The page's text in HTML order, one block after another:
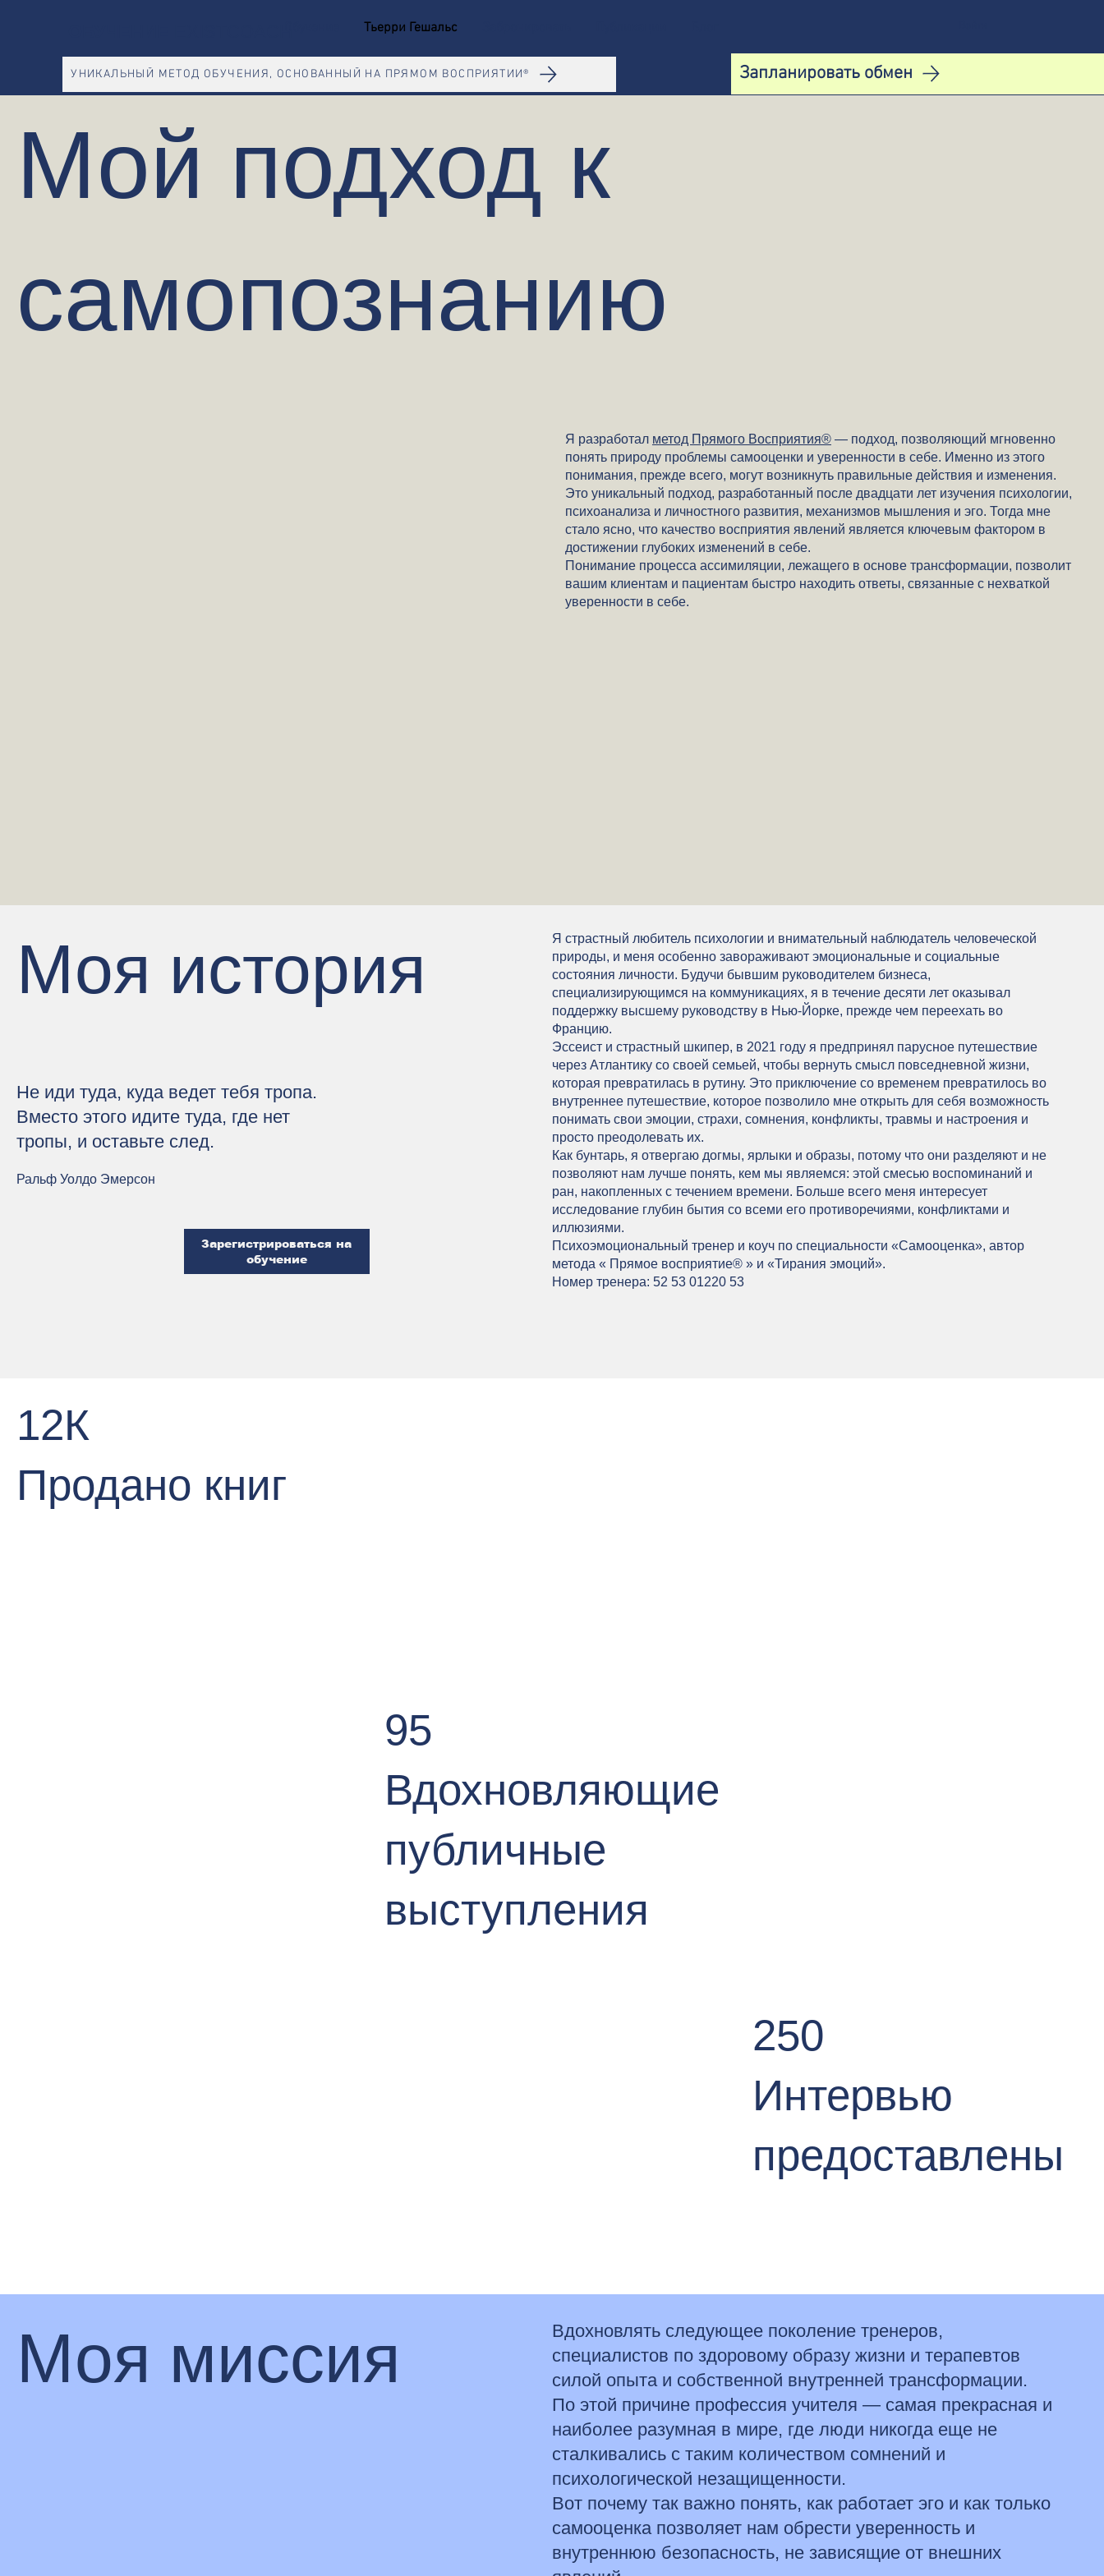
Тьерри Гешальс
УНИКАЛЬНЫЙ МЕТОД ОБУЧЕНИЯ, ОСНОВАННЫЙ НА ПРЯМОМ ВОСПРИЯТИИ® Запланировать обмен
Мой подход к
самопознанию
Я разработал метод Прямого Восприятия®— подход, позволяющий мгновенно
понять природу проблемы самооценки и уверенности в себе. Именно из этого
понимания, прежде всего, могут возникнуть правильные действия и изменения.
Это уникальный подход, разработанный после двадцати лет изучения психологии,
психоанализа и личностного развития, механизмов мышления и эго. Тогда мне
стало ясно, что качество восприятия явлений является ключевым фактором в
достижении глубоких изменений в себе.
Понимание процесса ассимиляции, лежащего в основе трансформации, позволит
вашим клиентам и пациентам быстро находить ответы, связанные с нехваткой
уверенности в себе.
Моя история
Не иди туда, куда ведет тебя тропа.
Вместо этого идите туда, где нет
тропы, и оставьте след.
Ральф Уолдо Эмерсон
Зарегистрироваться на
обучение
Я страстный любитель психологии и внимательный наблюдатель человеческой
природы, и меня особенно завораживают эмоциональные и социальные
состояния личности. Будучи бывшим руководителем бизнеса,
специализирующимся на коммуникациях, я в течение десяти лет оказывал
поддержку высшему руководству в Нью-Йорке, прежде чем переехать во
Францию.
Эссеист и страстный шкипер, в 2021 году я предпринял парусное путешествие
через Атлантику со своей семьей, чтобы вернуть смысл повседневной жизни,
которая превратилась в рутину. Это приключение со временем превратилось во
внутреннее путешествие, которое позволило мне открыть для себя возможность
понимать свои эмоции, страхи, сомнения, конфликты, травмы и настроения и
просто преодолевать их.
Как бунтарь, я отвергаю догмы, ярлыки и образы, потому что они разделяют и не
позволяют нам лучше понять, кем мы являемся: этой смесью воспоминаний и
ран, накопленных с течением времени. Больше всего меня интересует
исследование глубин бытия со всеми его противоречиями, конфликтами и
иллюзиями.
Психоэмоциональный тренер и коуч по специальности «Самооценка», автор
метода « Прямое восприятие® » и «Тирания эмоций».
Номер тренера: 52 53 01220 53
12К
Продано книг
95
Вдохновляющие
публичные
выступления
250
Интервью
предоставлены
Моя миссия
Вдохновлять следующее поколение тренеров,
специалистов по здоровому образу жизни и терапевтов
силой опыта и собственной внутренней трансформации.
По этой причине профессия учителя — самая прекрасная и
наиболее разумная в мире, где люди никогда еще не
сталкивались с таким количеством сомнений и
психологической незащищенности.
Вот почему так важно понять, как работает эго и как только
самооценка позволяет нам обрести уверенность и
внутреннюю безопасность, не зависящие от внешних